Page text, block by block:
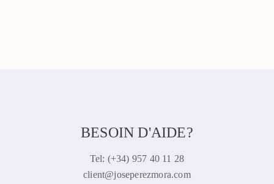
BESOIN D'AIDE?
Tel: (+34) 957 40 11 28
client@joseperezmora.com